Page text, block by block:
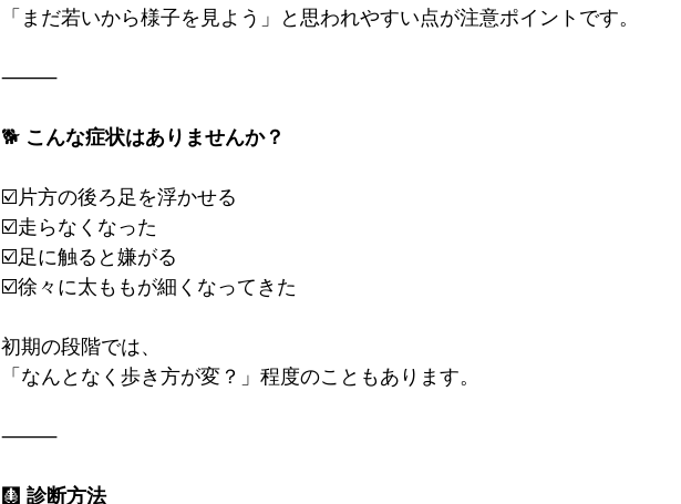
「まだ若いから様子を見よう」と思われやすい点が注意ポイントです。
⸻
🐕 こんな症状はありませんか？
☑️片方の後ろ足を浮かせる
☑️走らなくなった
☑️足に触ると嫌がる
☑️徐々に太ももが細くなってきた
初期の段階では、
「なんとなく歩き方が変？」程度のこともあります。
⸻
🩻 診断方法